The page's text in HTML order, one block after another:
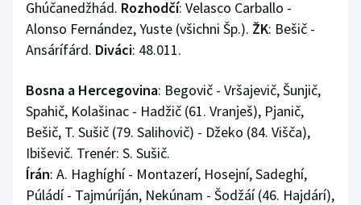
Ghúčanedžhád. Rozhodčí: Velasco Carballo -
Alonso Fernández, Yuste (všichni Šp.). ŽK: Bešič -
Ansárífárd. Diváci: 48.011.
Bosna a Hercegovina: Begovič - Vršajevič, Šunjič,
Spahič, Kolašinac - Hadžič (61. Vranješ), Pjanič,
Bešič, T. Sušič (79. Salihovič) - Džeko (84. Višča),
Ibiševič. Trenér: S. Sušič.
Írán: A. Haghíghí - Montazerí, Hosejní, Sadeghí,
Púládí - Tajmúríján, Nekúnam - Šodžáí (46. Hajdárí),